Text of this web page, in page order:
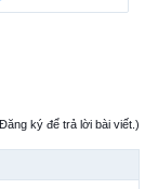
ký để trả lời bài viết.)